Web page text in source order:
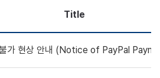
Title
가 현상 안내 (Notice of PayPal